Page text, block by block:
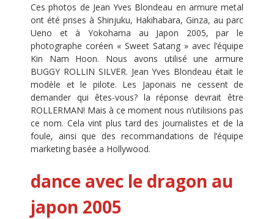
Ces photos de Jean Yves Blondeau en armure metal
ont été prises à Shinjuku, Hakihabara, Ginza, au parc
Ueno et à Yokohama au Japon 2005, par le
photographe coréen « Sweet Satang » avec l’équipe
Kin Nam Hoon. Nous avons utilisé une armure
BUGGY ROLLIN SILVER. Jean Yves Blondeau était le
modèle et le pilote. Les Japonais ne cessent de
demander qui êtes-vous? la réponse devrait être
ROLLERMAN! Mais à ce moment nous n’utilisions pas
ce nom. Cela vint plus tard des journalistes et de la
foule, ainsi que des recommandations de l’équipe
marketing basée a Hollywood.
dance avec le dragon au
japon 2005